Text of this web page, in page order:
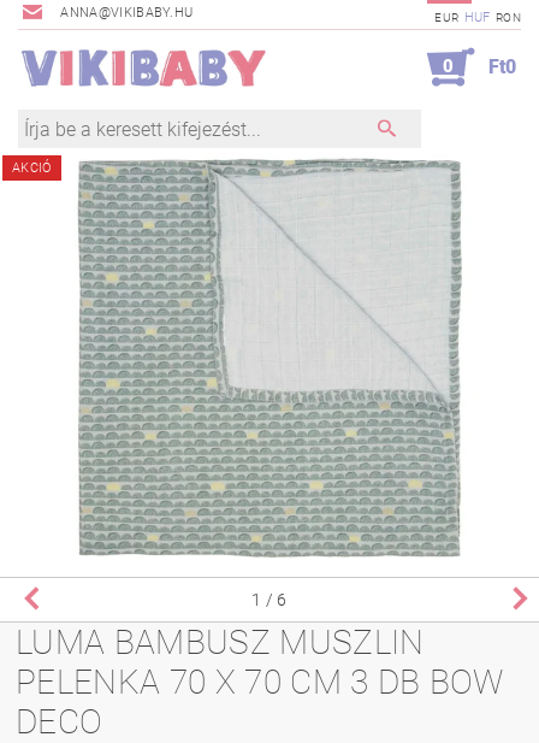
ANNA@VIKIBABY.HU EUR HUF RON
0 Ft0
AKCIÓ
1 / 6
LUMA BAMBUSZ MUSZLIN
PELENKA 70 X 70 CM 3 DB BOW
DECO